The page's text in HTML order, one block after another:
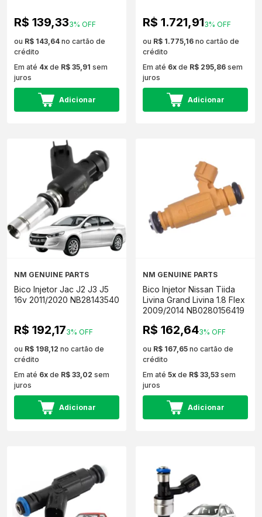
R$ 139,333% OFF
ou R$ 143,64 no cartão de
crédito
Em até 4x de R$ 35,91 sem
juros
Adicionar
R$ 1.721,913% OFF
ou R$ 1.775,16 no cartão de
crédito
Em até 6x de R$ 295,86 sem
juros
Adicionar
NM GENUINE PARTS
Bico Injetor Jac J2 J3 J5
16v 2011/2020 NB28143540
R$ 192,173% OFF
ou R$ 198,12 no cartão de
crédito
Em até 6x de R$ 33,02 sem
juros
Adicionar
NM GENUINE PARTS
Bico Injetor Nissan Tiida
Livina Grand Livina 1.8 Flex
2009/2014 NB0280156419
R$ 162,643% OFF
ou R$ 167,65 no cartão de
crédito
Em até 5x de R$ 33,53 sem
juros
Adicionar